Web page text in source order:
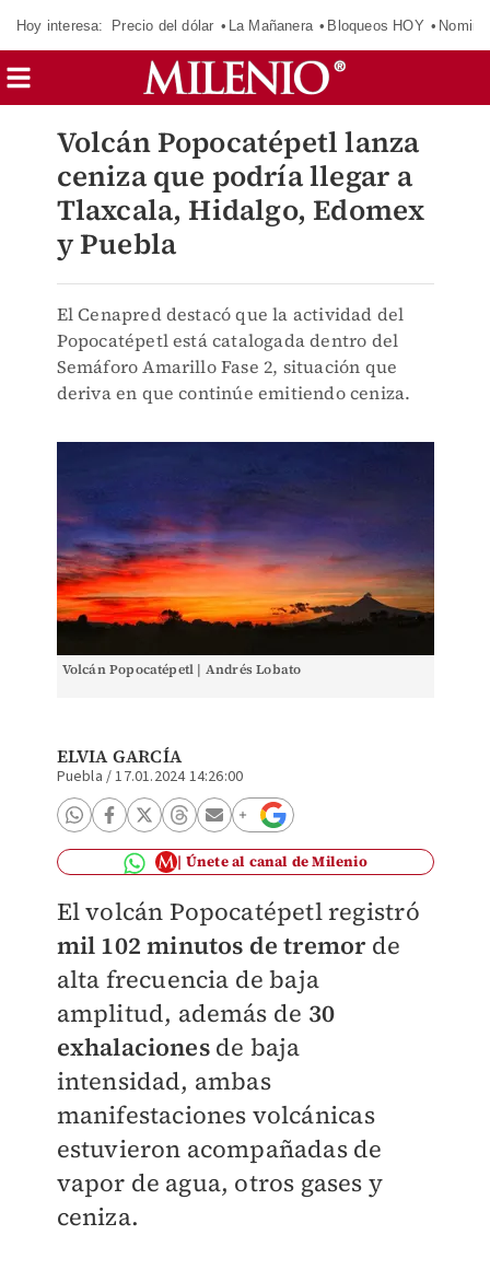
Hoy interesa: Precio del dólar La Mañanera Bloqueos HOY
Volcán Popocatépetl lanza
ceniza que podría llegar a
Tlaxcala, Hidalgo, Edomex
y Puebla
El Cenapred destacó que la actividad del
Popocatépetl está catalogada dentro del
Semáforo Amarillo Fase 2, situación que
deriva en que continúe emitiendo ceniza.
Volcán Popocatépetl | Andrés Lobato
ELVIA GARCÍA
Puebla /17.01.2024 14:26:00
Únete al canal de Milenio
El volcán Popocatépetl registró
mil 102 minutos de tremorde
alta frecuencia de baja
amplitud, además de 30
exhalaciones de baja
intensidad, ambas
manifestaciones volcánicas
estuvieron acompañadas de
vapor de agua, otros gases y
ceniza.